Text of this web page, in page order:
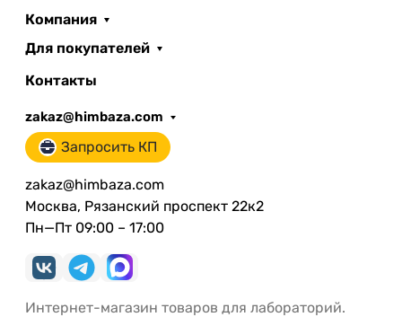
Компания
Для покупателей
Контакты
zakaz@himbaza.com
Запросить КП
zakaz@himbaza.com
Москва, Рязанский проспект 22к2
Пн—Пт 09:00 – 17:00
Интернет-магазин товаров для лабораторий.